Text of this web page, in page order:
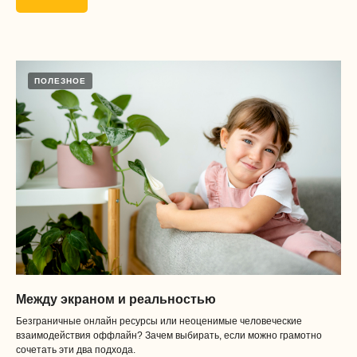
ПОЛЕЗНОЕ
Между экраном и реальностью
Безграничные онлайн ресурсы или неоценимые человеческие
взаимодействия оффлайн? Зачем выбирать, если можно грамотно
сочетать эти два подхода.
Наши соц сети
Полезные
ссылки
О нас
Тесты
Бесплатные материалы
Блог
Отзывы
Обработка и распространение
персональных данных
Безопасность платежей
Публичная оферта